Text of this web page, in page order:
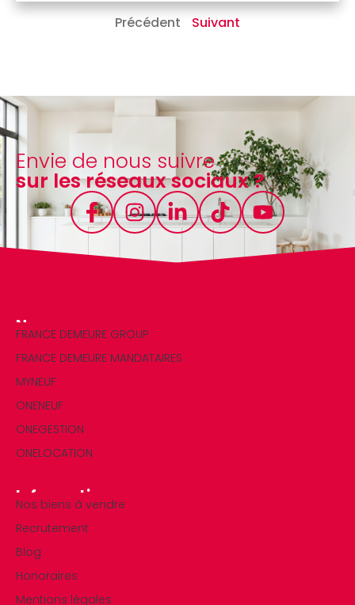
Précédent Suivant
Envie de nous suivre
sur les réseaux sociaux ?
Nos marques
FRANCE DEMEURE GROUP
FRANCE DEMEURE MANDATAIRES
MYNEUF
ONENEUF
ONEGESTION
ONELOCATION
Informations
Nos biens à vendre
Recrutement
Blog
Honoraires
Mentions légales